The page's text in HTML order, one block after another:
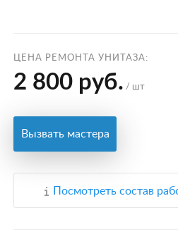
ЦЕНА РЕМОНТА УНИТАЗА:
2 800 руб. / шт
Вызвать мастера
Посмотреть состав